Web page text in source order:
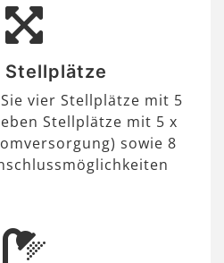
Stellplätze
vier Stellplätze mit 5
Stellplätze mit 5 x
sowie 8